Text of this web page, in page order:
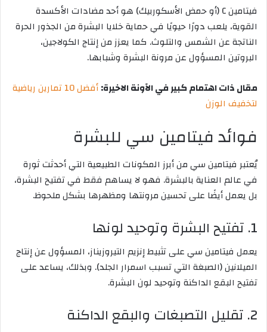
فيتامين C (أو حمض الأسكوربيك) هو أحد مضادات الأكسدة
القوية، يلعب دورًا حيويًا في حماية خلايا البشرة من الجذور الحرة
الناتجة عن الشمس والتلوث. كما يعزز من إنتاج الكولاجين،
البروتين المسؤول عن مرونة البشرة وشبابها.
مقال ذات اهتمام كبير في الآونة الاخيرة:
أفضل 10 تمارين رياضية
لتخفيف الوزن
فوائد فيتامين سي للبشرة
يُعتبر فيتامين سي من أبرز المكونات الطبيعية التي أحدثت ثورة
في عالم العناية بالبشرة. فهو لا يساهم فقط في تفتيح البشرة،
بل يعمل أيضًا على تحسين مرونتها ومظهرها بشكل ملحوظ.
1. تفتيح البشرة وتوحيد لونها
يعمل فيتامين سي على تثبيط إنزيم التيروزيناز، المسؤول عن إنتاج
الميلانين (الصبغة التي تسبب اسمرار الجلد). وبذلك، يساعد على
تفتيح البقع الداكنة وتوحيد لون البشرة.
2. تقليل التصبغات والبقع الداكنة